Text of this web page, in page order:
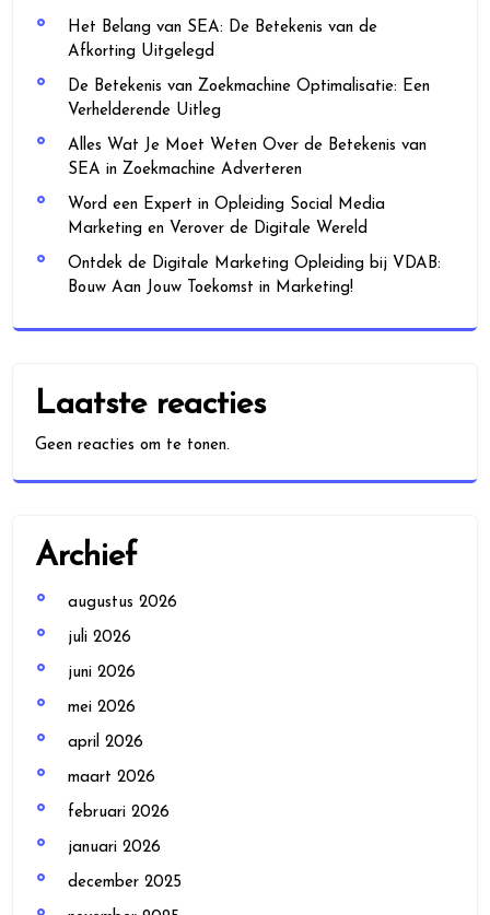
Het Belang van SEA: De Betekenis van de
Afkorting Uitgelegd
De Betekenis van Zoekmachine Optimalisatie: Een
Verhelderende Uitleg
Alles Wat Je Moet Weten Over de Betekenis van
SEA in Zoekmachine Adverteren
Word een Expert in Opleiding Social Media
Marketing en Verover de Digitale Wereld
Ontdek de Digitale Marketing Opleiding bij VDAB:
Bouw Aan Jouw Toekomst in Marketing!
Laatste reacties
Geen reacties om te tonen.
Archief
augustus 2026
juli 2026
juni 2026
mei 2026
april 2026
maart 2026
februari 2026
januari 2026
december 2025